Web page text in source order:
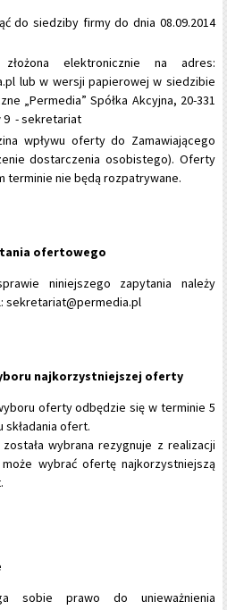
do siedziby firmy do dnia 08.09.2014
elektronicznie na adres:
lub w wersji papierowej w siedzibie
„Permedia” Spółka Akcyjna, 20-331
9 - sekretariat
wpływu oferty do Zamawiającego
dostarczenia osobistego). Oferty
terminie nie będą rozpatrywane.
ofertowego
niniejszego zapytania należy
sekretariat@permedia.pl
najkorzystniejszej oferty
oferty odbędzie się w terminie 5
składania ofert.
wybrana rezygnuje z realizacji
może wybrać ofertę najkorzystniejszą
sobie prawo do unieważnienia